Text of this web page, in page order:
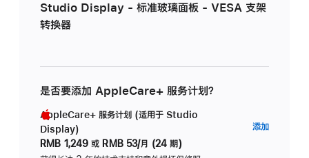
Studio Display - 标准玻璃面板 - VESA 支架
转换器
是否要添加 AppleCare+ 服务计划？
AppleCare+ 服务计划 (适用于 Studio
Display)
RMB 1,249 或 RMB 53/月 (24 期)
添加